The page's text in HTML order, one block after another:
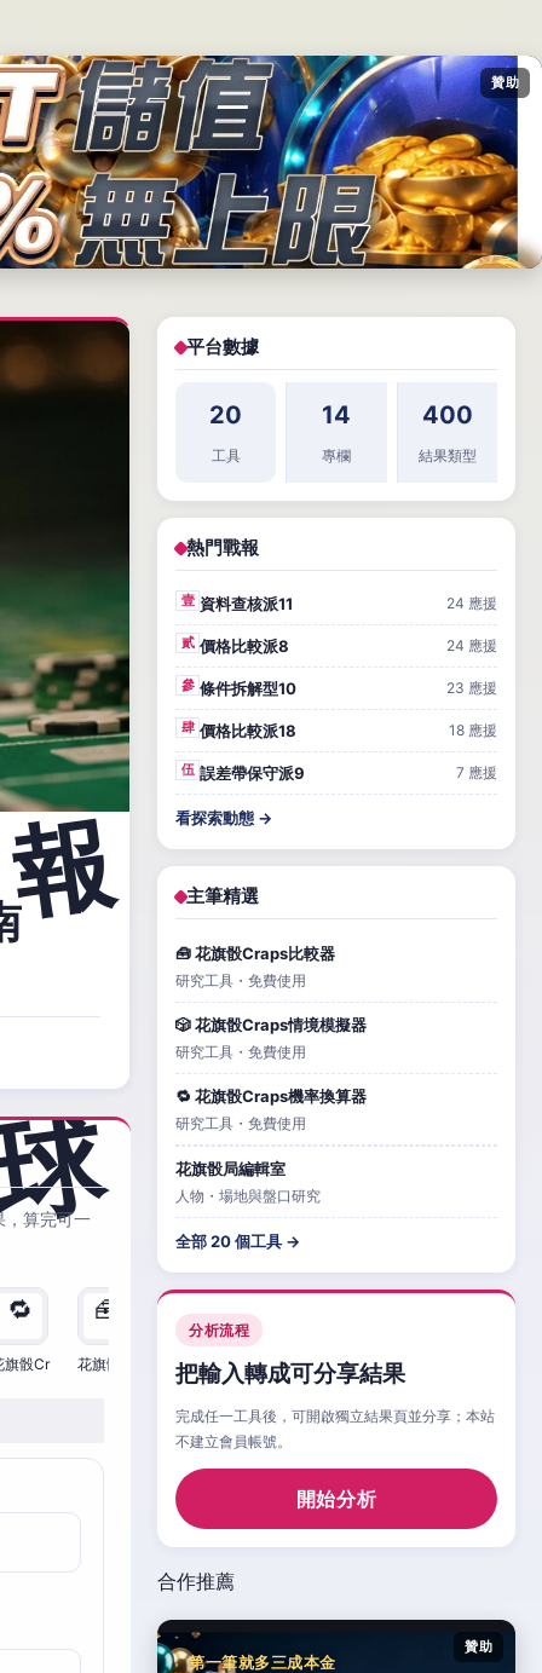
贊助
算完可一
🔁
旗骰Cr
🧰
花旗骰Cr
🧮
花旗骰Cr 花旗骰Cr 花旗骰Cr
平台數據
20
工具
14
專欄
400
結果類型
熱門戰報
壹 資料查核派11 24 應援
貳 價格比較派8 24 應援
參 條件拆解型10 23 應援
肆 價格比較派18 18 應援
伍 誤差帶保守派9 7 應援
看探索動態 →
主筆精選
🧰 花旗骰Craps比較器
研究工具・免費使用
🎲 花旗骰Craps情境模擬器
研究工具・免費使用
🔁 花旗骰Craps機率換算器
研究工具・免費使用
花旗骰局編輯室
人物・場地與盤口研究
全部 20 個工具 →
分析流程
把輸入轉成可分享結果
完成任一工具後，可開啟獨立結果頁並分享；本站
不建立會員帳號。
開始分析
合作推薦
贊助
第一筆就多三成本金